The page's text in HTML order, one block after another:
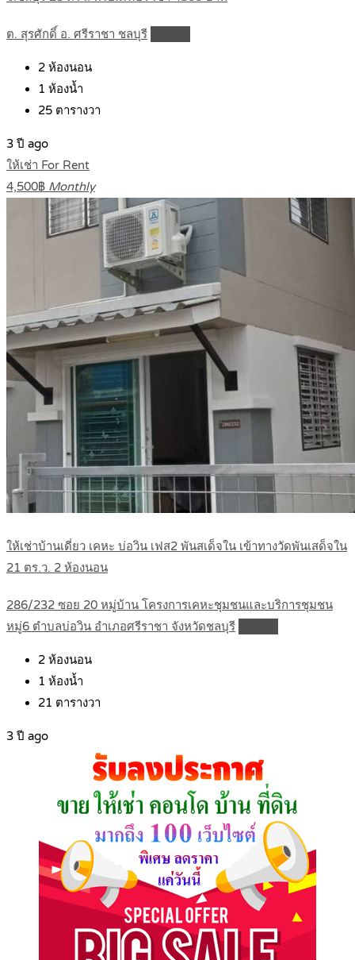
ต. สุรศักดิ์ อ. ศรีราชา ชลบุรี
2 ห้องนอน
1 ห้องน้ำ
25 ตารางวา
3 ปี ago
ให้เช่า For Rent
4,500฿ Monthly
ให้เช่าบ้านเดี่ยว เคหะ บ่อวิน เฟส2 พันสเด็จใน เข้าทางวัดพันเสด็จใน
21 ตร.ว. 2 ห้องนอน
286/232 ซอย 20 หมู่บ้าน โครงการเคหะชุมชนและบริการชุมชน
หมู่6 ตำบลบ่อวิน อำเภอศรีราชา จังหวัดชลบุรี
2 ห้องนอน
1 ห้องน้ำ
21 ตารางวา
3 ปี ago